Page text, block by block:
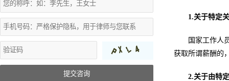
提交咨询
1.关于特定
国家工作人
获取所谓薪酬的
2.关于由特